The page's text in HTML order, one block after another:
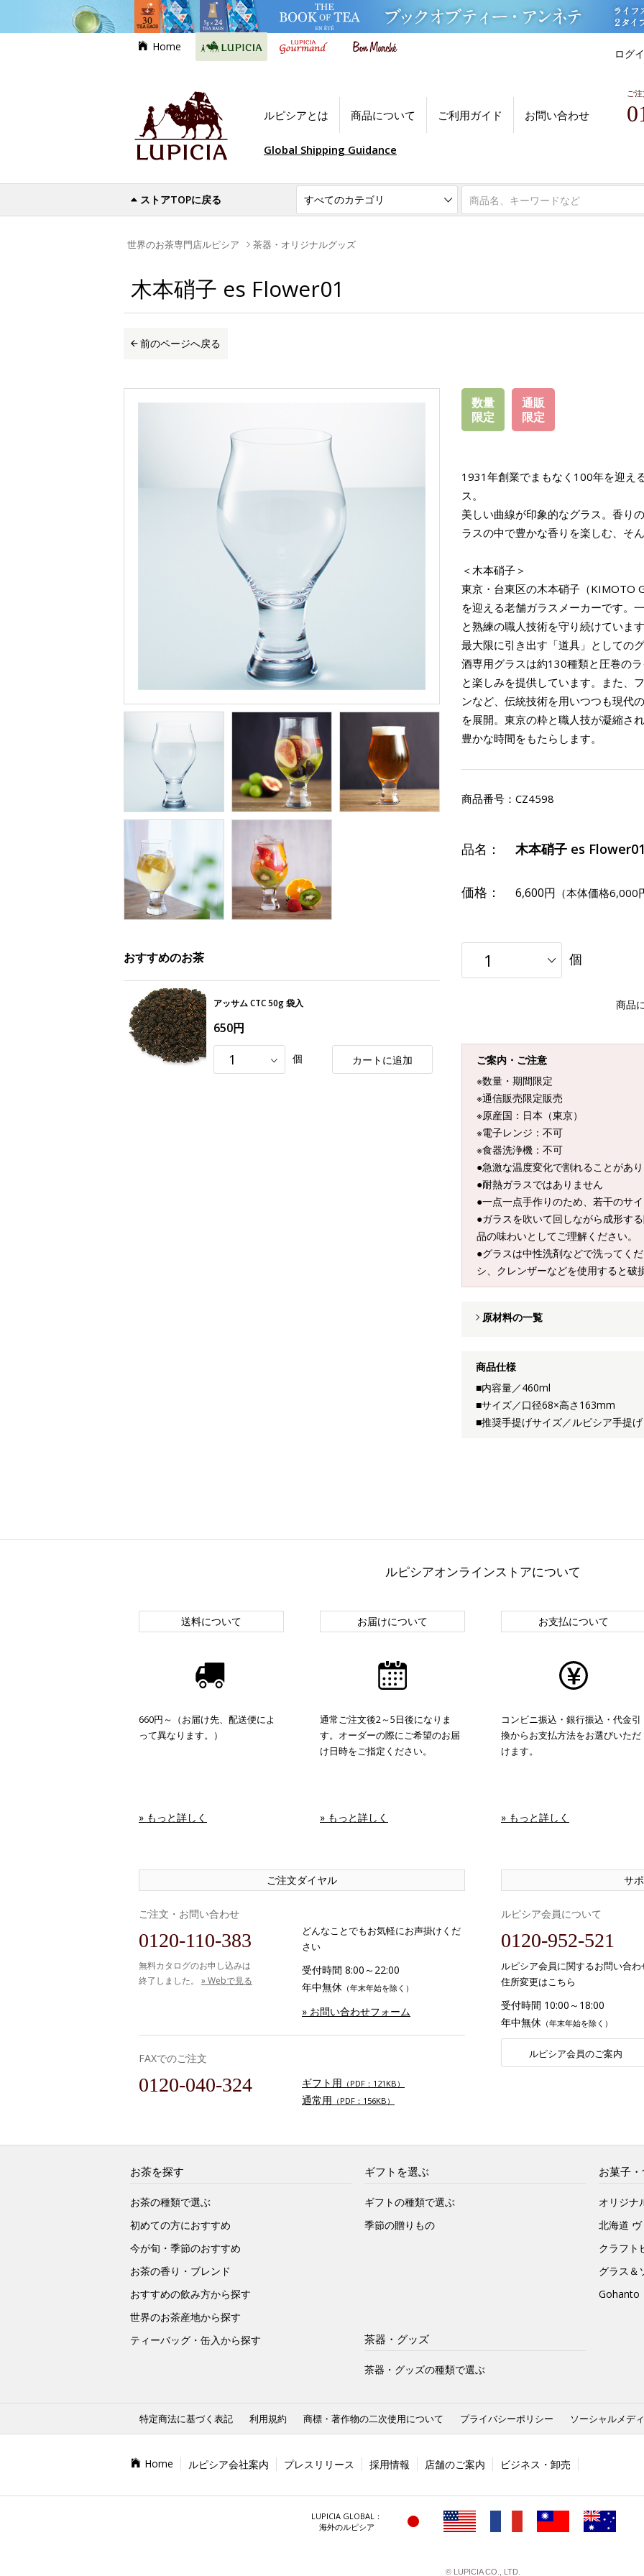
Home
ログ
ルピシアとは 商品について ご利用ガイド お問い合わせ
ご
Global Shipping Guidance
ストアTOPに戻る
世界のお茶専門店ルピシア 茶器・オリジナルグッズ
木本硝子 es Flower01
前のページへ戻る
数量
限定
通販
限定
1931年創業でまもなく100年を迎え
ス。
美しい曲線が印象的なグラス。香り
ラスの中で豊かな香りを楽しむ、そ
＜木本硝子＞
東京・台東区の木本硝子（KIMOTO
を迎える老舗ガラスメーカーです。
と熟練の職人技術を守り続けていま
最大限に引き出す「道具」としての
酒専用グラスは約130種類と圧巻の
と楽しみを提供しています。また、
ンなど、伝統技術を用いつつも現代
を展開。東京の粋と職人技が凝縮さ
豊かな時間をもたらします。
商品番号： CZ4598
品名： 木本硝子 es
価格： 6,600円 （本体価格6,000
個
商品
ご案内・ご注意
※数量・期間限定
※通信販売限定販売
※原産国：日本（東京）
※電子レンジ：不可
※食器洗浄機：不可
●急激な温度変化で割れることがあ
●耐熱ガラスではありません
●一点一点手作りのため、若干のサ
●ガラスを吹いて回しながら成形す
品の味わいとしてご理解ください。
●グラスは中性洗剤などで洗ってく
シ、クレンザーなどを使用すると破
原材料の一覧
商品仕様
■内容量／460ml
■サイズ／口径68×高さ163mm
■推奨手提げサイズ／ルピシア手提
おすすめのお茶
アッサム CTC 50g 袋入
650円
個 カートに追加
ルピシアオンラインストアについて
送料について
660円～（お届け先、配送便によ
って異なります。）
» もっと詳しく
お届けについて
通常ご注文後2～5日後になりま
す。オーダーの際にご希望のお届
け日時をご指定ください。
» もっと詳しく
お支払について
コンビニ振込・銀行振込・代金引
換からお支払方法をお選びいただ
けます。
» もっと詳しく
ご注文ダイヤル
ご注文・お問い合わせ
0120-110-383
無料カタログのお申し込みは
終了しました。 » Webで見る
どんなことでもお気軽にお声掛けくだ
さい
受付時間 8:00～22:00
年中無休 （年末年始を除く）
» お問い合わせフォーム
FAXでのご注文
0120-040-324 ギフト用 （PDF：121KB）
通常用 （PDF：156KB）
サ
ルピシア会員について
0120-952-521
ルピシア会員に関するお問い合わ
住所変更はこちら
受付時間 10:00～18:00
年中無休 （年末年始を除く）
ルピシア会員のご案内
お茶を探す
お茶の種類で選ぶ
初めての方におすすめ
今が旬・季節のおすすめ
お茶の香り・ブレンド
おすすめの飲み方から探す
世界のお茶産地から探す
ティーバッグ・缶入から探す
ギフトを選ぶ
ギフトの種類で選ぶ
季節の贈りもの
お菓子
オリジナ
北海道
クラフト
グラス＆
Gohanto
茶器・グッズ
茶器・グッズの種類で選ぶ
特定商法に基づく表記 利用規約 商標・著作物の二次使用について プライバシーポリシー ソーシャルメデ
Home ルピシア会社案内 プレスリリース 採用情報 店舗のご案内 ビジネス・卸売
LUPICIA GLOBAL：
海外のルピシア
© LUPICIA CO., LTD.